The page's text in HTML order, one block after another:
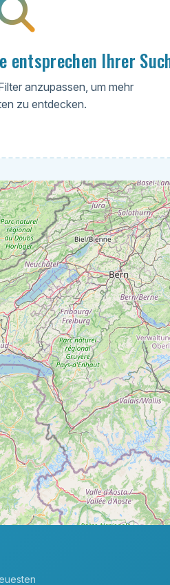
entsprechen Ihrer
anzupassen, um mehr
zu entdecken.